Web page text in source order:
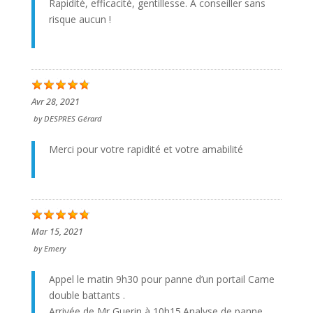
Rapidité, efficacité, gentillesse. A conseiller sans
risque aucun !
Avr 28, 2021
byDESPRES Gérard
Merci pour votre rapidité et votre amabilité
Mar 15, 2021
byEmery
Appel le matin 9h30 pour panne d’un portail Came
double battants .